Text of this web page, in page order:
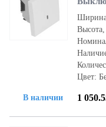
В наличии
Цвет:
1